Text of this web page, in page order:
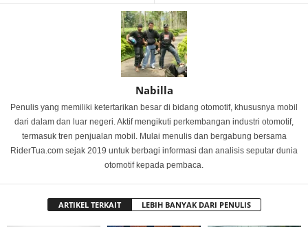
Nabilla
Penulis yang memiliki ketertarikan besar di bidang otomotif, khususnya mobil
dari dalam dan luar negeri. Aktif mengikuti perkembangan industri otomotif,
termasuk tren penjualan mobil. Mulai menulis dan bergabung bersama
RiderTua.com sejak 2019 untuk berbagi informasi dan analisis seputar dunia
otomotif kepada pembaca.
ARTIKEL TERKAIT LEBIH BANYAK DARI PENULIS